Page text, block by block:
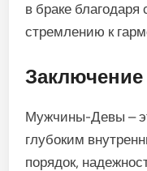
в браке благодаря
стремлению к
Заключение
Мужчины-Девы –
глубоким
порядок,